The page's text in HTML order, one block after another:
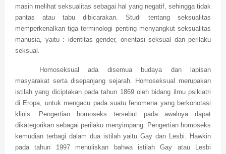
masih melihat seksualitas sebagai hal yang negatif, sehingga tidak
pantas atau tabu dibicarakan. Studi tentang seksualitas
memperkenalkan tiga terminologi penting menyangkut seksualitas
manusia, yaitu : identitas gender, orientasi seksual dan perilaku
seksual.
Homoseksual ada disemua budaya dan lapisan
masyarakat serta disepanjang sejarah. Homoseksual merupakan
istilah yang diciptakan pada tahun 1869 oleh bidang ilmu psikiatri
di Eropa, untuk mengacu pada suatu fenomena yang berkonotasi
klinis. Pengertian homoseks tersebut pada awalnya dapat
dikategorikan sebagai perilaku menyimpang. Pengertian homoseks
kemudian terbagi dalam dua istilah yaitu Gay dan Lesbi. Hawkin
pada tahun 1997 menuliskan bahwa istilah Gay atau Lesbi